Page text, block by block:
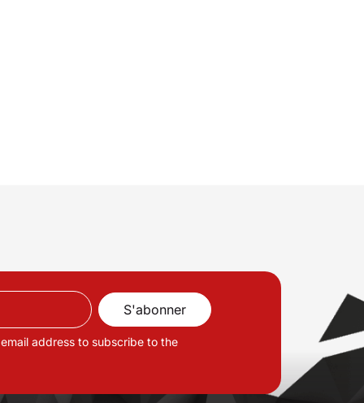
address to subscribe to the